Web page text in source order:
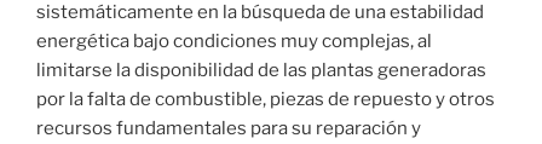
sistemáticamente en la búsqueda de una estabilidad
energética bajo condiciones muy complejas, al
limitarse la disponibilidad de las plantas generadoras
por la falta de combustible, piezas de repuesto y otros
recursos fundamentales para su reparación y